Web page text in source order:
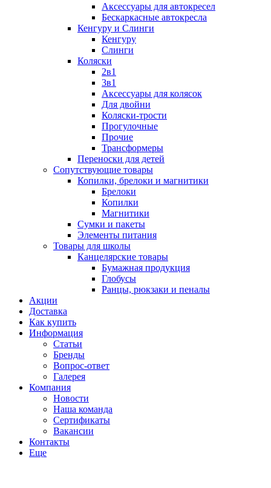
Аксессуары для автокресел
Бескаркасные автокресла
Кенгуру и Слинги
Кенгуру
Слинги
Коляски
2в1
3в1
Аксессуары для колясок
Для двойни
Коляски-трости
Прогулочные
Прочие
Трансформеры
Переноски для детей
Сопутствующие товары
Копилки, брелоки и магнитики
Брелоки
Копилки
Магнитики
Сумки и пакеты
Элементы питания
Товары для школы
Канцелярские товары
Бумажная продукция
Глобусы
Ранцы, рюкзаки и пеналы
Акции
Доставка
Как купить
Информация
Статьи
Бренды
Вопрос-ответ
Галерея
Компания
Новости
Наша команда
Сертификаты
Вакансии
Контакты
Еще